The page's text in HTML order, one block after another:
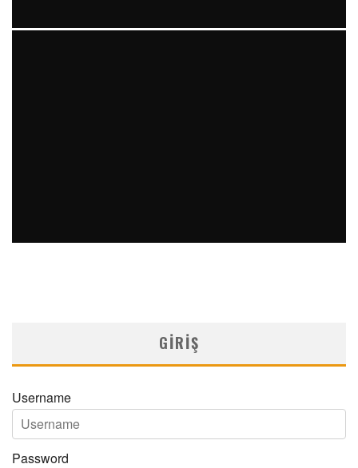
GIRIŞ
Username
Password